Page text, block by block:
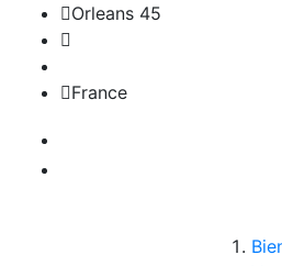
Orleans 45
France